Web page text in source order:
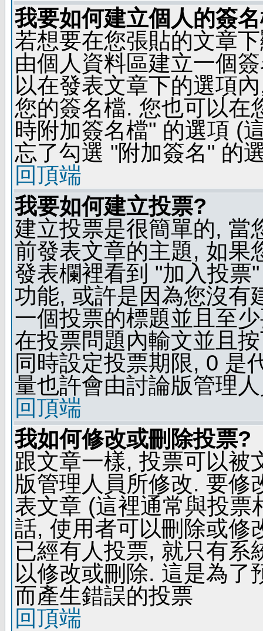
我要如何建立個人的簽
若想要在您張貼的文章
由個人資料區建立一個
以在發表文章下的選項
您的簽名檔. 您也可以在
時附加簽名檔" 的選項 (
忘了勾選 "附加簽名" 的
回頂端
我要如何建立投票?
建立投票是很簡單的, 當
前發表文章的主題, 如果
發表欄裡看到 "加入投票
功能, 或許是因為您沒有
一個投票的標題並且至
在投票問題內輸文並且
同時設定投票期限, 0 是
量也許會由討論版管理
回頂端
我如何修改或刪除投票?
跟文章一樣, 投票可以被
版管理人員所修改. 要修
表文章 (這裡通常與投票
話, 使用者可以刪除或修
已經有人投票, 就只有系
以修改或刪除. 這是為了
而產生錯誤的投票
回頂端